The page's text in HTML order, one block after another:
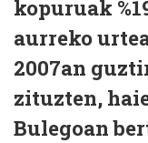
kopuruak
aurreko
2007an
zituzten,
Bulegoan